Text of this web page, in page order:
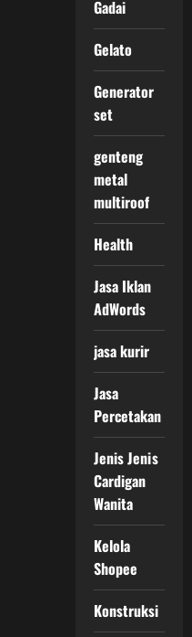
Gadai
Gelato
Generator
set
genteng
metal
multiroof
Health
Jasa Iklan
AdWords
jasa kurir
Jasa
Percetakan
Jenis Jenis
Cardigan
Wanita
Kelola
Shopee
Konstruksi